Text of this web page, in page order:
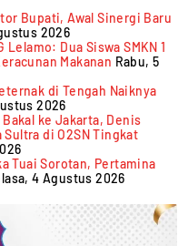
Bupati, Awal Sinergi Baru
2026
Dua Siswa SMKN 1
Makanan Rabu, 5
di Tengah Naiknya
2026
ke Jakarta, Denis
Sultra di O2SN Tingkat
Tuai Sorotan, Pertamina
4 Agustus 2026